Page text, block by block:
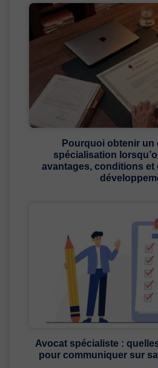
Pourquoi obtenir un
spécialisation
avantages, conditions et
Avocat spécialiste :
pour communiquer sur